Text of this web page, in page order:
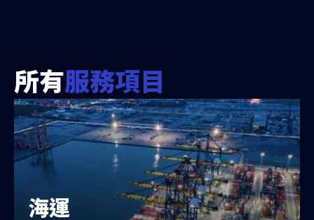
所有服務項目
海運